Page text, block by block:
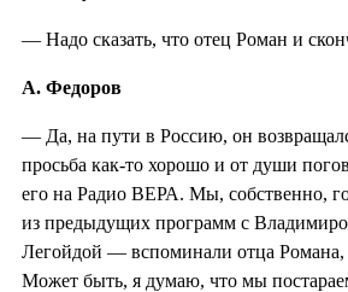
— Надо сказать, что отец Роман и
А. Федоров
— Да, на пути в Россию, он
просьба как-то хорошо и от души
его на Радио ВЕРА. Мы, собственно,
из предыдущих программ с
Легойдой — вспоминали отца Романа,
Может быть, я думаю, что мы